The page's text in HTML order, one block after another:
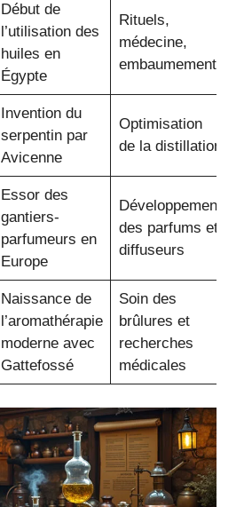
Début de
l’utilisation des
huiles en
Égypte
Rituels,
médecine,
embaumement
Invention du
serpentin par
Avicenne
Optimisation
de la distillation
Essor des
gantiers-
parfumeurs en
Europe
Développement
des parfums et
diffuseurs
Naissance de
l’aromathérapie
moderne avec
Gattefossé
Soin des
brûlures et
recherches
médicales